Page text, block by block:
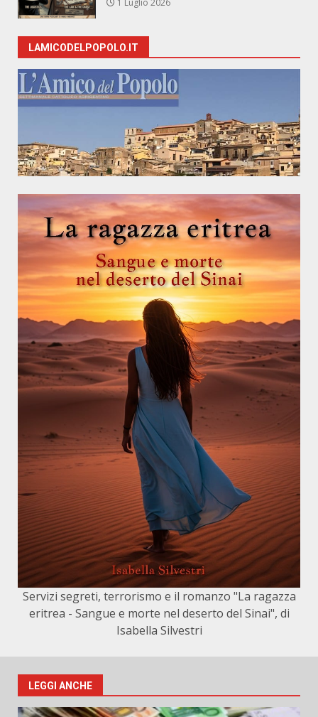
1 Luglio 2026
LAMICODELPOPOLO.IT
Servizi segreti, terrorismo e il romanzo "La ragazza
eritrea - Sangue e morte nel deserto del Sinai", di
Isabella Silvestri
LEGGI ANCHE